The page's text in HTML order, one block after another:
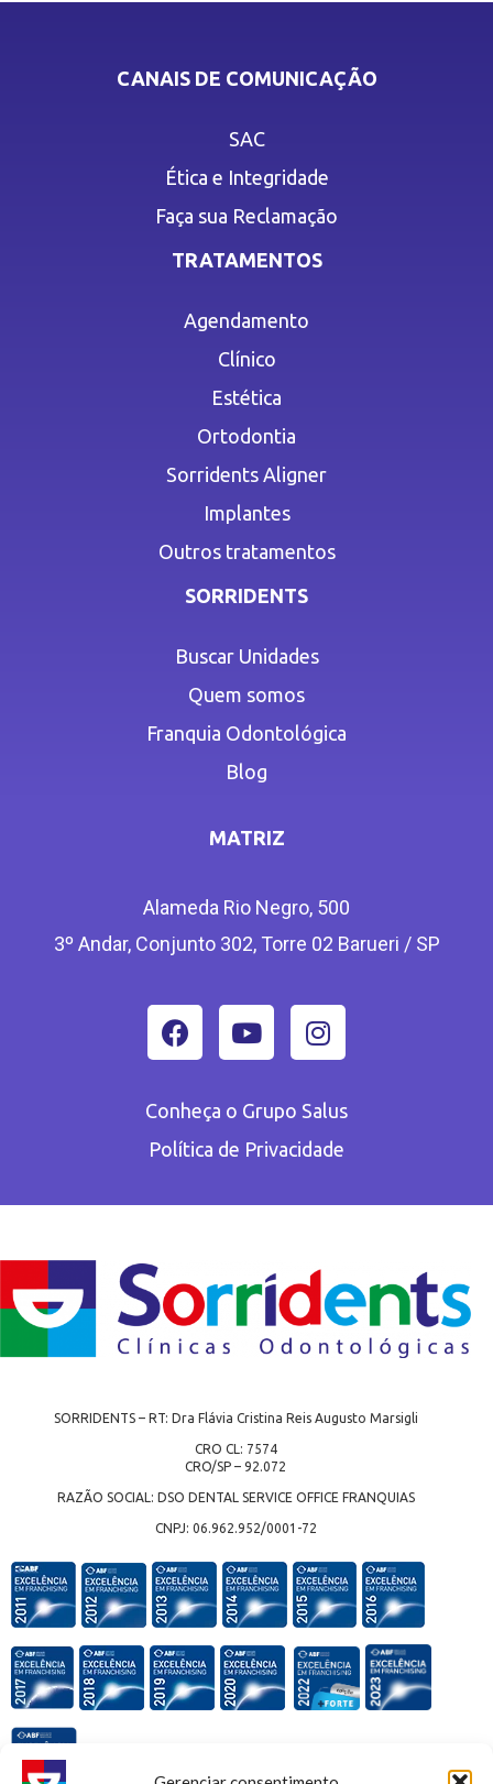
CANAIS DE COMUNICAÇÃO
SAC
Ética e Integridade
Faça sua Reclamação
TRATAMENTOS
Agendamento
Clínico
Estética
Ortodontia
Sorridents Aligner
Implantes
Outros tratamentos
SORRIDENTS
Buscar Unidades
Quem somos
Franquia Odontológica
Blog
MATRIZ
Alameda Rio Negro, 500
3º Andar, Conjunto 302, Torre 02 Barueri / SP
Conheça o Grupo Salus
Política de Privacidade
SORRIDENTS – RT: Dra Flávia Cristina Reis Augusto Marsigli
CRO CL: 7574
CRO/SP – 92.072
RAZÃO SOCIAL: DSO DENTAL SERVICE OFFICE FRANQUIAS
CNPJ: 06.962.952/0001-72